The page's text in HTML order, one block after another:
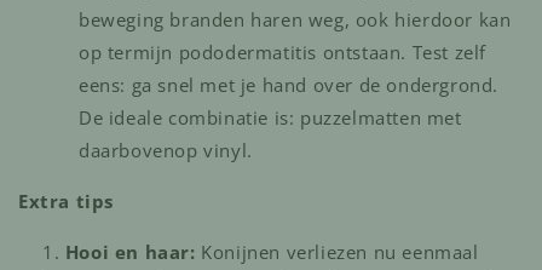
beweging branden haren weg, ook hierdoor kan
op termijn pododermatitis ontstaan. Test zelf
eens: ga snel met je hand over de ondergrond.
De ideale combinatie is: puzzelmatten met
daarbovenop vinyl.
Extra tips
Hooi en haar: Konijnen verliezen nu eenmaal